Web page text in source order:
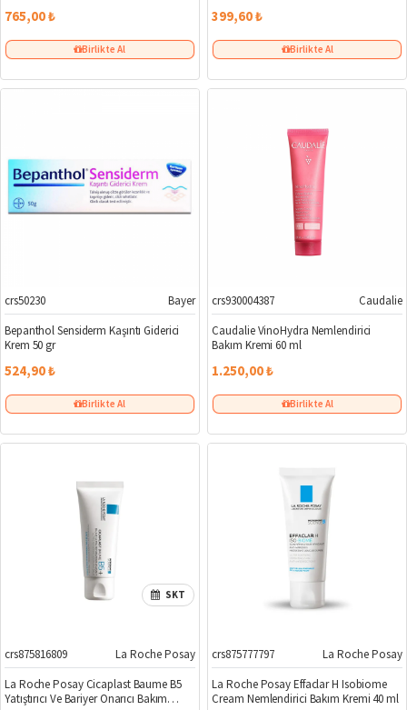
765,00 ₺
Birlikte Al
399,60 ₺
Birlikte Al
crs50230
Bayer
Bepanthol Sensiderm Kaşıntı Giderici
Krem 50 gr
524,90 ₺
Birlikte Al
crs930004387
Caudalie
Caudalie VinoHydra Nemlendirici
Bakım Kremi 60 ml
1.250,00 ₺
Birlikte Al
%6
SKT
crs875816809
La Roche Posay
La Roche Posay Cicaplast Baume B5
Yatıştırıcı Ve Bariyer Onarıcı Bakım
crs875777797
La Roche Posay
La Roche Posay Effaclar H Isobiome
Cream Nemlendirici Bakım Kremi 40 ml